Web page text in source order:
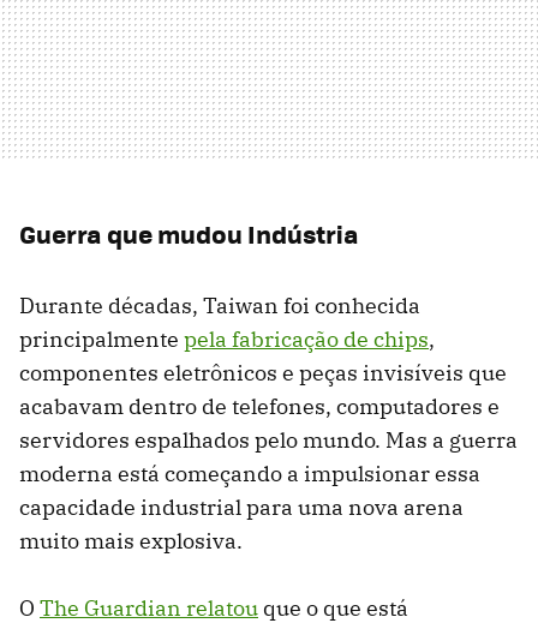
Guerra que mudou Indústria
Durante décadas, Taiwan foi conhecida
principalmente pela fabricação de chips,
componentes eletrônicos e peças invisíveis que
acabavam dentro de telefones, computadores e
servidores espalhados pelo mundo. Mas a guerra
moderna está começando a impulsionar essa
capacidade industrial para uma nova arena
muito mais explosiva.
O The Guardian relatou que o que está